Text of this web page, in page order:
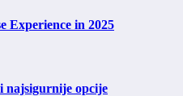
Experience in 2025
najsigurnije opcije